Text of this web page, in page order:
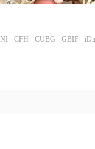
CFH CUBG GBIF